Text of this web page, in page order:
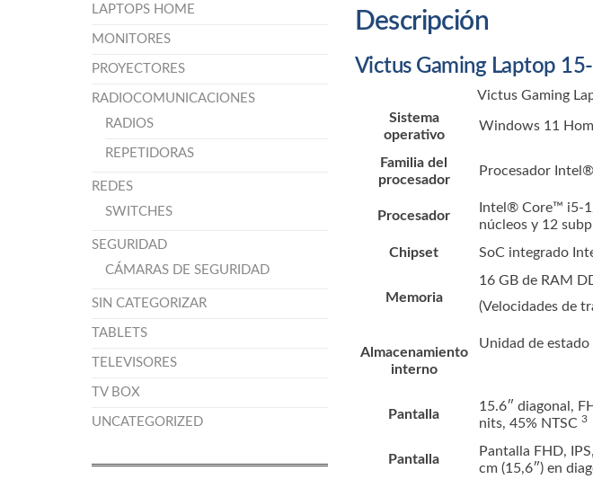
Descripción
Victus Gaming Laptop
Victus Gaming
Sistema
operativo
Windows 11
Familia del
procesador
Procesador
Procesador
Intel® Core™ i5-
núcleos y 12
Chipset SoC integrado
Memoria
16 GB de RAM
(Velocidades de
Almacenamiento
interno
Unidad de
Pantalla
15.6″ diagonal,
nits, 45% NTSC 3
Pantalla
Pantalla FHD,
cm (15,6″) en
LAPTOPS HOME
MONITORES
PROYECTORES
RADIOCOMUNICACIONES
RADIOS
REPETIDORAS
REDES
SWITCHES
SEGURIDAD
CÁMARAS DE SEGURIDAD
SIN CATEGORIZAR
TABLETS
TELEVISORES
TV BOX
UNCATEGORIZED